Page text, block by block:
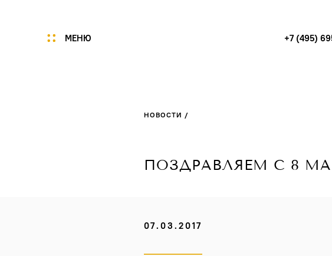
МЕНЮ +7 (495)
Портфолио
Технологии
НОВОСТИ /
ПОЗДРАВЛЯЕМ С 8
07.03.2017